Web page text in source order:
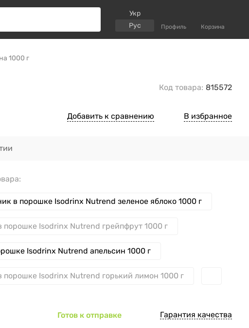
Укр
Рус
Профиль Корзина
1000 г
Код товара: 815572
Добавить к сравнению В избранное
в порошке Isodrinx Nutrend зеленое яблоко 1000 г
порошке Isodrinx Nutrend грейпфрут 1000 г
Isodrinx Nutrend апельсин 1000 г
порошке Isodrinx Nutrend горький лимон 1000 г
Готов к отправке Гарантия качества